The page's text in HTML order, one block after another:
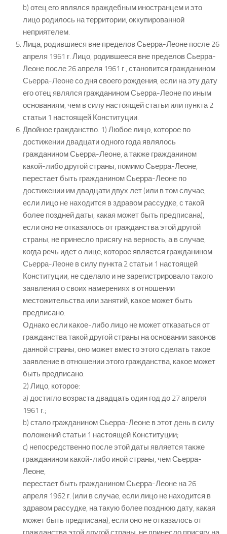
b) отец его являлся враждебным иностранцем и это
лицо родилось на территории, оккупированной
неприятелем.
Лица, родившиеся вне пределов Сьерра-Леоне после 26
апреля 1961 г. Лицо, родившееся вне пределов Сьерра-
Леоне после 26 апреля 1961 г., становится гражданином
Сьерра-Леоне со дня своего рождения, если на эту дату
его отец являлся гражданином Сьерра-Леоне по иным
основаниям, чем в силу настоящей статьи или пункта 2
статьи 1 настоящей Конституции.
Двойное гражданство. 1) Любое лицо, которое по
достижении двадцати одного года являлось
гражданином Сьерра-Леоне, а также гражданином
какой-либо другой страны, помимо Сьерра-Леоне,
перестает быть гражданином Сьерра-Леоне по
достижении им двадцати двух лет (или в том случае,
если лицо не находится в здравом рассудке, с такой
более поздней даты, какая может быть предписана),
если оно не отказалось от гражданства этой другой
страны, не принесло присягу на верность, а в случае,
когда речь идет о лице, которое является гражданином
Сьерра-Леоне в силу пункта 2 статьи 1 настоящей
Конституции, не сделало и не зарегистрировало такого
заявления о своих намерениях в отношении
местожительства или занятий, какое может быть
предписано.
Однако если какое-либо лицо не может отказаться от
гражданства такой другой страны на основании законов
данной страны, оно может вместо этого сделать такое
заявление в отношении этого гражданства, какое может
быть предписано.
2) Лицо, которое:
a) достигло возраста двадцать один год до 27 апреля
1961 г.;
b) стало гражданином Сьерра-Леоне в этот день в силу
положений статьи 1 настоящей Конституции;
c) непосредственно после этой даты является также
гражданином какой-либо иной страны, чем Сьерра-
Леоне,
перестает быть гражданином Сьерра-Леоне на 26
апреля 1962 г. (или в случае, если лицо не находится в
здравом рассудке, на такую более позднюю дату, какая
может быть предписана), если оно не отказалось от